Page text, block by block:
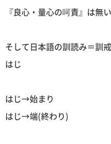
『良心・量心の呵責』は無
そして日本語の訓読み＝訓
はじ
はじ→始まり
はじ→端(終わり)